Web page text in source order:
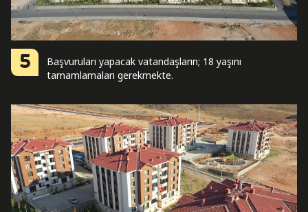
5
Başvuruları yapacak vatandaşların; 18 yaşını
tamamlamaları gerekmekte.